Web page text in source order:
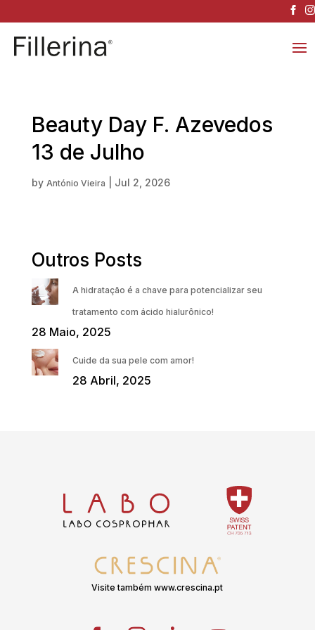
Beauty Day F. Azevedos
13 de Julho
by António Vieira Jul 2, 2026
Outros Posts
A hidratação é a chave para potencializar seu
tratamento com ácido hialurônico!
28 Maio, 2025
Cuide da sua pele com amor!
28 Abril, 2025
Visite também www.crescina.pt